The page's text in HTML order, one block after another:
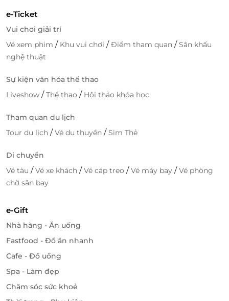
e-Ticket
Vui chơi giải trí
Vé xem phim / Khu vui chơi /Điểm tham quan /Sân khấu
nghệ thuật
Sự kiện văn hóa thể thao
Liveshow /Thể thao / Hội thảo khóa học
Tham quan du lịch
Tour du lịch /Vé du thuyền /Sim Thẻ
Di chuyển
Vé tàu /Vé xe khách /Vé cáp treo /Vé máy bay /Vé phòng
chờ sân bay
e-Gift
Nhà hàng - Ăn uống
Fastfood - Đồ ăn nhanh
Cafe - Đồ uống
Spa - Làm đẹp
Chăm sóc sức khoẻ